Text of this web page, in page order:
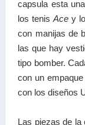
capsula esta
los tenisAce y
con manijas de
las que hay
tipo bomber.
con un
con los diseños
Las piezas de